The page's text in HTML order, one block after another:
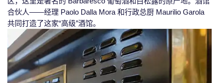
合伙人——经理 Paolo Dalla Mora 和行政总厨 Maurilio Garola
共同打造了这家“高级”酒馆。